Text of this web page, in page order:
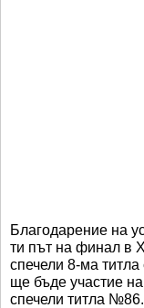
Благодарение на
ти път на финал в
спечели 8-ма
ще бъде участие
спечели титла №86.